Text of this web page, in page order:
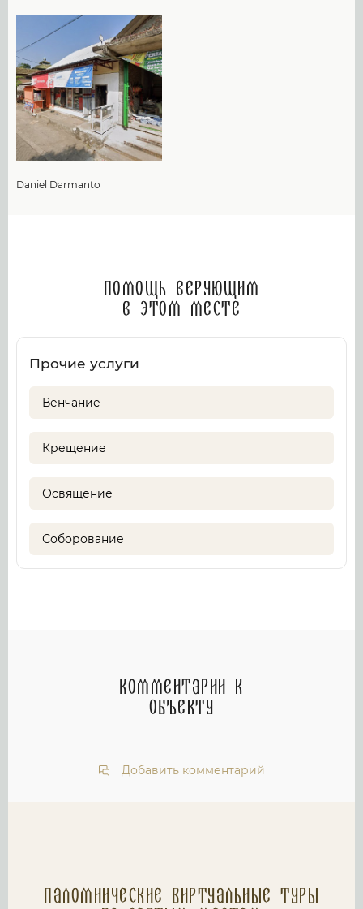
Daniel Darmanto
Помощь верующим
в этом месте
Прочие услуги
Венчание
Крещение
Освящение
Соборование
Комментарии к
объекту
Добавить комментарий
Паломнические Виртуальные туры